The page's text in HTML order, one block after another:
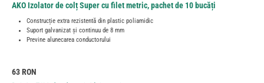
AKO Izolator de colț Super cu filet metric, pachet de 10 bucăți
Construcție extra rezistentă din plastic poliamidic
Suport galvanizat și continuu de 8 mm
Previne alunecarea conductorului
Preț obișnuit:
63 RON